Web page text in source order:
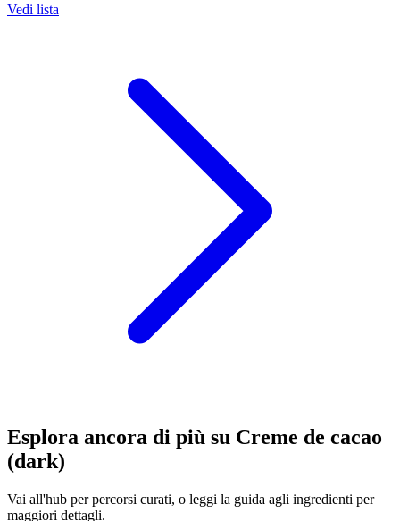
Vedi lista
Esplora ancora di più su Creme de cacao
(dark)
Vai all'hub per percorsi curati, o leggi la guida agli ingredienti per
maggiori dettagli.